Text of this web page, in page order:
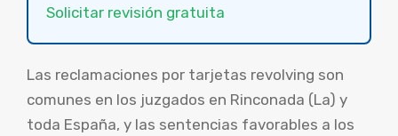
Solicitar revisión gratuita
Las reclamaciones por tarjetas revolving son
comunes en los juzgados en Rinconada (La) y
toda España, y las sentencias favorables a los